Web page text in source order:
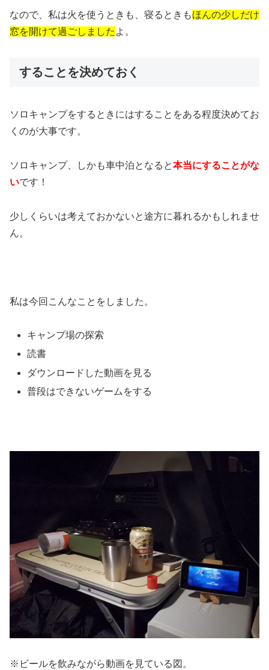
なので、私は火を使うときも、寝るときもほんの少しだけ
窓を開けて過ごしました よ。
することを決めておく
ソロキャンプをするときにはすることをある程度決めてお
くのが大事です。
ソロキャンプ、しかも車中泊となると本当にすることがな
いです！
少しくらいは考えておかないと途方に暮れるかもしれませ
ん。
私は今回こんなことをしました。
キャンプ場の探索
読書
ダウンロードした動画を見る
普段はできないゲームをする
※ビールを飲みながら動画を見ている図。